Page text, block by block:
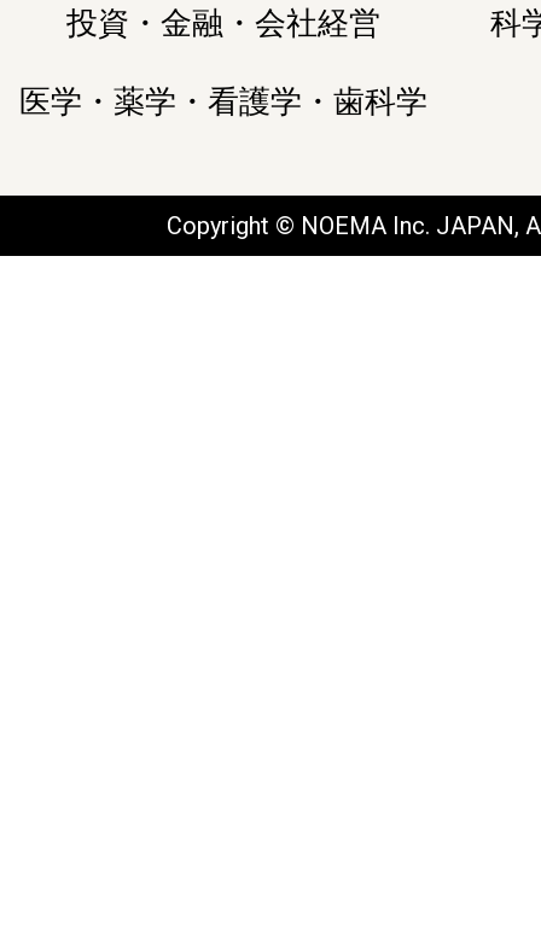
投資・金融・会社経営 科
医学・薬学・看護学・歯科学
Copyright © NOEMA Inc. JAPAN,